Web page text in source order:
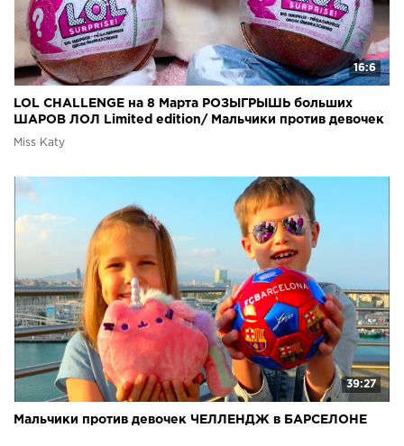
16:6
LOL CHALLENGE на 8 Марта РОЗЫГРЫШЬ больших
ШАРОВ ЛОЛ Limited edition/ Мальчики против девочек
Miss Katy
39:27
Мальчики против девочек ЧЕЛЛЕНДЖ в БАРСЕЛОНЕ